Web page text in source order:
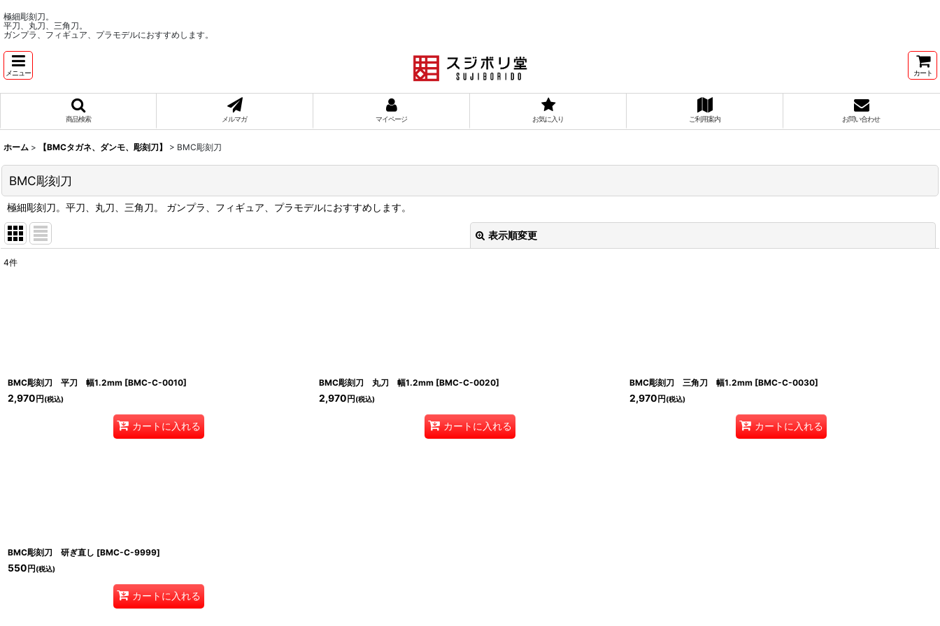
極細彫刻刀。
平刀、丸刀、三角刀。
ガンプラ、フィギュア、プラモデルにおすすめします。
メニュー カート
商品検索 メルマガ マイページ お気に入り ご利用案内 お問い合わせ
ホーム > 【BMCタガネ、ダンモ、彫刻刀】 > BMC彫刻刀
BMC彫刻刀
極細彫刻刀。平刀、丸刀、三角刀。 ガンプラ、フィギュア、プラモデルにおすすめします。
表示順変更
4件
BMC彫刻刀 平刀 幅1.2mm [BMC-C-0010]
2,970円(税込)
カートに入れる
BMC彫刻刀 丸刀 幅1.2mm [BMC-C-0020]
2,970円(税込)
カートに入れる
BMC彫刻刀 三角刀 幅1.2mm [BMC-C-0030]
2,970円(税込)
カートに入れる
BMC彫刻刀 研ぎ直し [BMC-C-9999]
550円(税込)
カートに入れる